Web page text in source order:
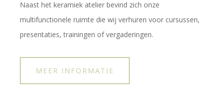
Naast het keramiek atelier bevind zich onze
multifunctionele ruimte die wij verhuren voor cursussen,
presentaties, trainingen of vergaderingen.
MEER INFORMATIE